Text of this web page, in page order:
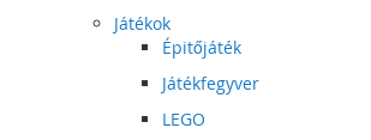
Játékok
Épitőjáték
Játékfegyver
LEGO